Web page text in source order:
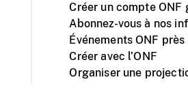
Créer un compte ONF
Abonnez-vous à nos
Événements ONF
Créer avec l’ONF
Organiser une